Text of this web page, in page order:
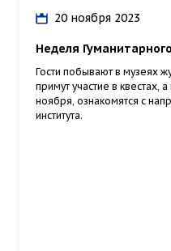
20 ноября 2023
Неделя
Гости побывают в музеях
примут участие в квестах,
ноября, ознакомятся с
института.